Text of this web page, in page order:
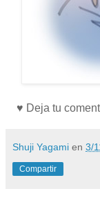
♥ Deja tu
Shuji Yagami en 3/
Compartir